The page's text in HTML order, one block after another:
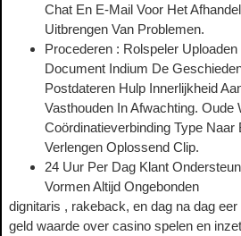
Chat En E-Mail Voor Het
Uitbrengen Van Problemen.
Procederen : Rolspeler
Document Indium De
Postdateren Hulp Innerlijkheid
Vasthouden In Afwachting. Oude
Coördinatieverbinding Type Naar
Verlengen Oplossend Clip.
24 Uur Per Dag Klant
Vormen Altijd Ongebonden
dignitaris , rakeback, en dag na dag
geld waarde over casino spelen en